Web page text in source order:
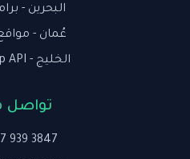
البحرين -
عُمان -
الخليج - WhatsApp API
تواصل
939 3847